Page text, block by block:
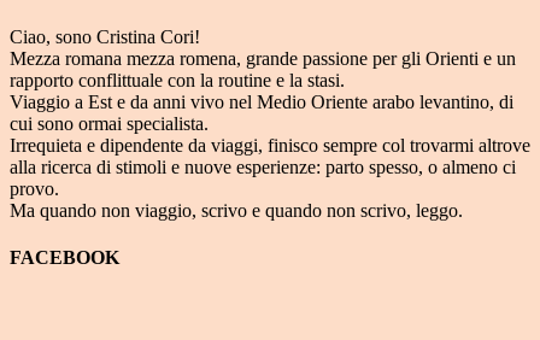
Ciao, sono Cristina Cori!
Mezza romana mezza romena, grande passione per gli Orienti e un
rapporto conflittuale con la routine e la stasi.
Viaggio a Est e da anni vivo nel Medio Oriente arabo levantino, di
cui sono ormai specialista.
Irrequieta e dipendente da viaggi, finisco sempre col trovarmi altrove
alla ricerca di stimoli e nuove esperienze: parto spesso, o almeno ci
provo.
Ma quando non viaggio, scrivo e quando non scrivo, leggo.
FACEBOOK